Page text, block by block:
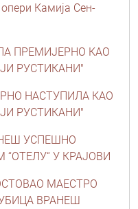
Камија Сен-
ПРЕМИЈЕРНО КАО
РУСТИКАНИ"
НАСТУПИЛА КАО
РУСТИКАНИ"
УСПЕШНО
У КРАЈОВИ
МАЕСТРО
ВРАНЕШ